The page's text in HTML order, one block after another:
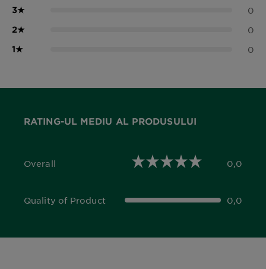
3★ 0
2★ 0
1★ 0
RATING-UL MEDIU AL PRODUSULUI
Overall
0,0 out of 5 stars 0,0
Quality of Product
0,0 out of 5 stars 0,0